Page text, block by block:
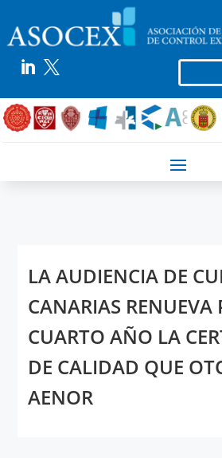
 
LA AUDIENCIA DE
CANARIAS RENUEVA
CUARTO AÑO LA
DE CALIDAD QUE
AENOR